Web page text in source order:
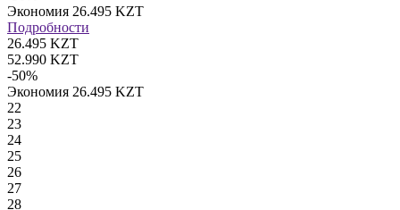
Экономия 26.495 KZT
Подробности
26.495 KZT
52.990 KZT
-50%
Экономия 26.495 KZT
22
23
24
25
26
27
28